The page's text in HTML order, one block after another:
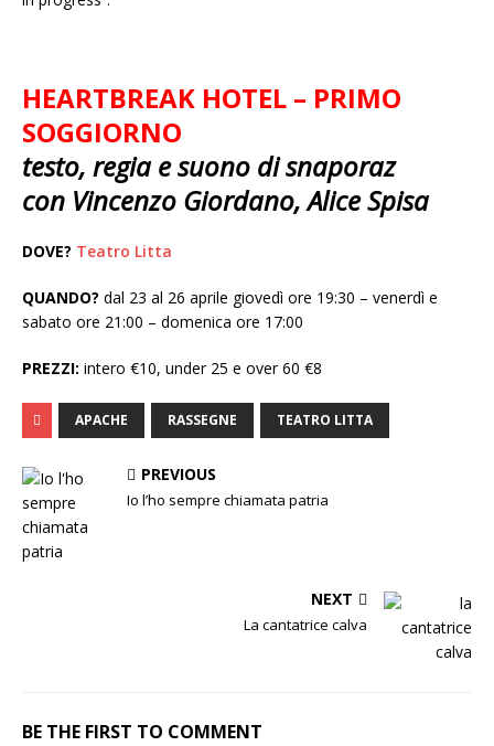
HEARTBREAK HOTEL – PRIMO
SOGGIORNO
testo, regia e suono di snaporaz
con Vincenzo Giordano, Alice Spisa
DOVE? Teatro Litta
QUANDO? dal 23 al 26 aprile giovedì ore 19:30 – venerdì e
sabato ore 21:00 – domenica ore 17:00
PREZZI: intero €10, under 25 e over 60 €8
APACHE RASSEGNE TEATRO LITTA
PREVIOUS
Io l’ho sempre chiamata patria
NEXT
La cantatrice calva
BE THE FIRST TO COMMENT